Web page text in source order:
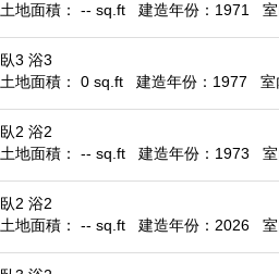
土地面積： -- sq.ft
建造年份：1971
臥3 浴3
土地面積： 0 sq.ft
建造年份：1977 室
臥2 浴2
土地面積： -- sq.ft
建造年份：1973
臥2 浴2
土地面積： -- sq.ft
建造年份：2026